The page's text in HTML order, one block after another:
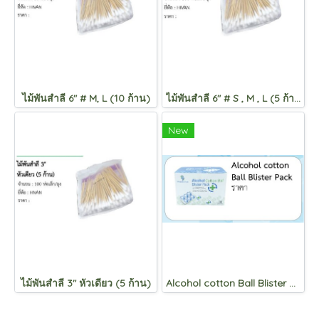
ไม้พันสำลี 6" # M, L (10 ก้าน) ไม้พันสำลี 6" # S , M , L (5 ก้าน)
ไม้พันสำลี 3" หัวเดียว (5 ก้าน)
New
Alcohol cotton Ball Blister Pack